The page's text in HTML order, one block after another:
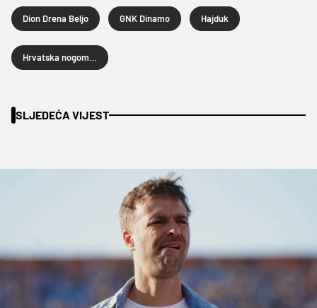
Dion Drena Beljo GNK Dinamo Hajduk
SLJEDEĆA VIJEST